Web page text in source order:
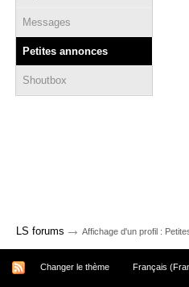
Messages
Petites annonces
Shoutbox
LS forums → Affichage d'un profil :
Changer le thème Français